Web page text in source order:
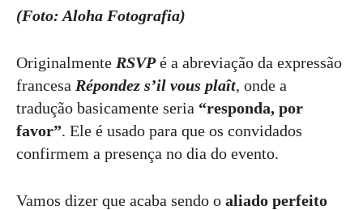
(Foto: Aloha Fotografia)
Originalmente RSVPé a abreviação da expressão
francesa Répondez s’il vous plaît, onde a
tradução basicamente seria “responda, por
favor”. Ele é usado para que os convidados
confirmem a presença no dia do evento.
Vamos dizer que acaba sendo o aliado perfeito